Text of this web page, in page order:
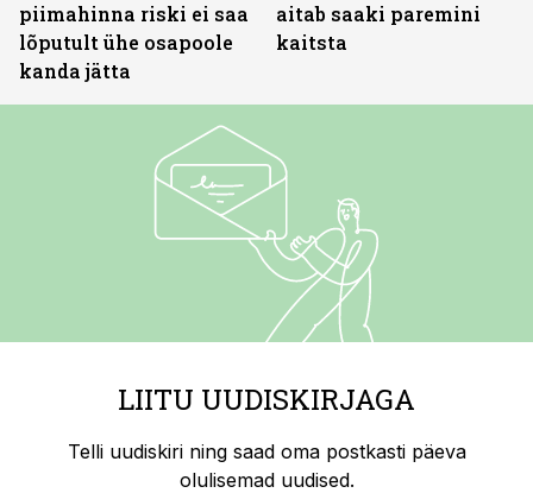
piimahinna riski ei saa
lõputult ühe osapoole
kanda jätta
aitab saaki paremini
kaitsta
LIITU UUDISKIRJAGA
Telli uudiskiri ning saad oma postkasti päeva
olulisemad uudised.